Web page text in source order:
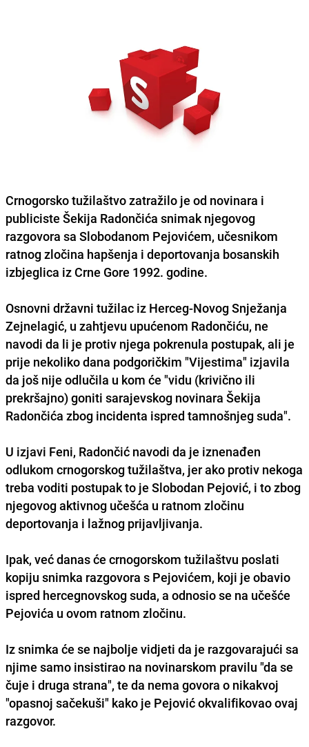
Crnogorsko tužilaštvo zatražilo je od novinara i
publiciste Šekija Radončića snimak njegovog
razgovora sa Slobodanom Pejovićem, učesnikom
ratnog zločina hapšenja i deportovanja bosanskih
izbjeglica iz Crne Gore 1992. godine.
Osnovni državni tužilac iz Herceg-Novog Snježanja
Zejnelagić, u zahtjevu upućenom Radončiću, ne
navodi da li je protiv njega pokrenula postupak, ali je
prije nekoliko dana podgoričkim "Vijestima" izjavila
da još nije odlučila u kom će "vidu (krivično ili
prekršajno) goniti sarajevskog novinara Šekija
Radončića zbog incidenta ispred tamnošnjeg suda".
U izjavi Feni, Radončić navodi da je iznenađen
odlukom crnogorskog tužilaštva, jer ako protiv nekoga
treba voditi postupak to je Slobodan Pejović, i to zbog
njegovog aktivnog učešća u ratnom zločinu
deportovanja i lažnog prijavljivanja.
Ipak, već danas će crnogorskom tužilaštvu poslati
kopiju snimka razgovora s Pejovićem, koji je obavio
ispred hercegnovskog suda, a odnosio se na učešće
Pejovića u ovom ratnom zločinu.
Iz snimka će se najbolje vidjeti da je razgovarajući sa
njime samo insistirao na novinarskom pravilu "da se
čuje i druga strana", te da nema govora o nikakvoj
"opasnoj sačekuši" kako je Pejović okvalifikovao ovaj
razgovor.